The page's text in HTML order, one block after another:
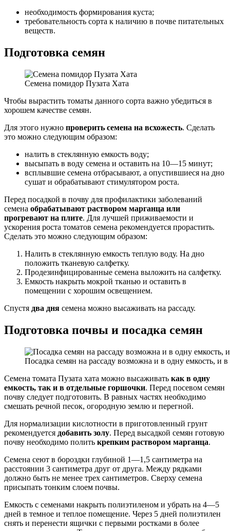
необходимость формирования куста;
требовательность сорта к наличию в почве питательных
веществ.
Подготовка семян
Семена помидор Пузата Хата
Чтобы вырастить томаты данного сорта важно убедиться в
хорошем качестве семян.
Для этого нужно проверить семена на всхожесть. Сделать
это можно следующим образом:
налить в стеклянную емкость воду;
высыпать в воду семена и оставить на 10—15 минут;
всплывшие семена отбрасывают, а опустившиеся на дно
сушат и обрабатывают стимулятором роста.
Перед посадкой в почву для профилактики заболеваний
семена обрабатывают раствором марганца или
прогревают на плите. Для лучшей приживаемости и
ускорения роста томатов семена рекомендуется прорастить.
Сделать это можно следующим образом:
Налить в стеклянную емкость теплую воду. На дно
положить тканевую салфетку.
Продезинфицированные семена выложить на салфетку.
Емкость накрыть мокрой тканью и оставить в
помещении с хорошим освещением.
Спустя два дня семена можно высаживать на рассаду.
Подготовка почвы и посадка семян
Посадка семян на рассаду возможна и в одну емкость, и
Семена томата Пузата хата можно высаживать как в одну
емкость, так и в отдельные горшочки. Перед посевом семян
почву следует подготовить. В равных частях необходимо
смешать речной песок, огородную землю и перегной.
Для нормализации кислотности в приготовленный грунт
рекомендуется добавить золу. Перед высадкой семян готовую
почву необходимо полить крепким раствором марганца.
Семена сеют в бороздки глубиной 1—1,5 сантиметра на
расстоянии 3 сантиметра друг от друга. Между рядками
должно быть не менее трех сантиметров. Сверху семена
присыпать тонким слоем почвы.
Емкость с семенами накрыть полиэтиленом и убрать на 4—5
дней в темное и теплое помещение. Через 5 дней полиэтилен
снять и перенести ящички с первыми ростками в более